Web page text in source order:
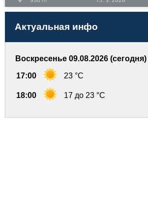
Актуальная инфо
Воскресенье 09.08.2026 (сегодня)
17:00 23 °C
18:00 17 до 23 °C